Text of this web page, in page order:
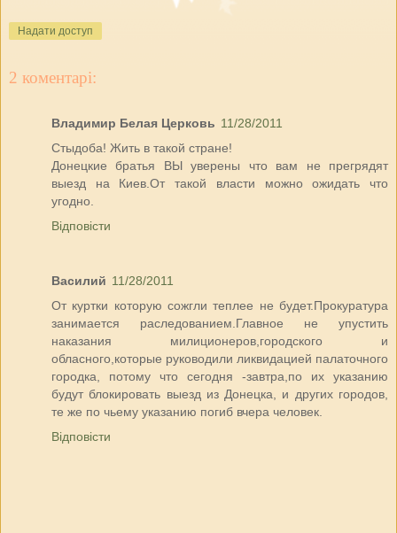
Надати доступ
2 коментарі:
Владимир Белая Церковь 11/28/2011
Стыдоба! Жить в такой стране!
Донецкие братья ВЫ уверены что вам не прегрядят
выезд на Киев.От такой власти можно ожидать что
угодно.
Відповісти
Василий 11/28/2011
От куртки которую сожгли теплее не будет.Прокуратура
занимается раследованием.Главное не упустить
наказания милиционеров,городского и
обласного,которые руководили ликвидацией палаточного
городка, потому что сегодня -завтра,по их указанию
будут блокировать выезд из Донецка, и других городов,
те же по чьему указанию погиб вчера человек.
Відповісти